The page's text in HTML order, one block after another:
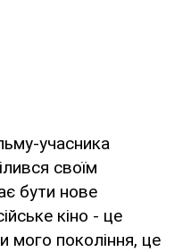
учасника
своїм
бути нове
кіно - це
мого покоління, це